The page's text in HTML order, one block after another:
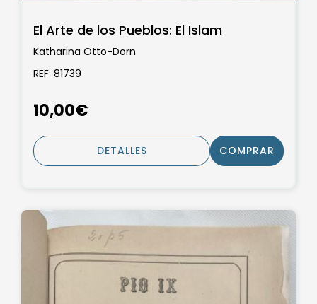
El Arte de los Pueblos: El Islam
Katharina Otto-Dorn
REF: 81739
10,00€
DETALLES COMPRAR